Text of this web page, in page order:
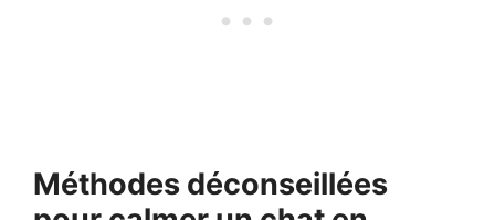
Méthodes déconseillées